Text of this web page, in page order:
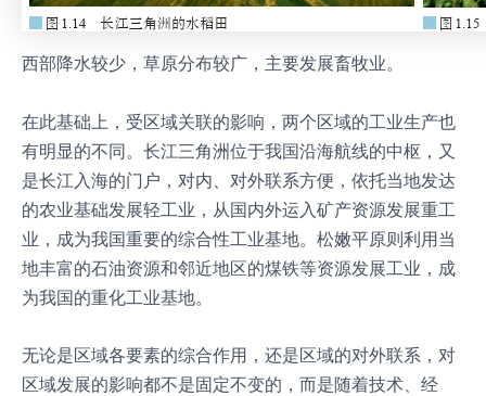
西部降水较少，草原分布较广，主要发展畜牧业。
在此基础上，受区域关联的影响，两个区域的工业生产也
有明显的不同。长江三角洲位于我国沿海航线的中枢，又
是长江入海的门户，对内、对外联系方便，依托当地发达
的农业基础发展轻工业，从国内外运入矿产资源发展重工
业，成为我国重要的综合性工业基地。松嫩平原则利用当
地丰富的石油资源和邻近地区的煤铁等资源发展工业，成
为我国的重化工业基地。
无论是区域各要素的综合作用，还是区域的对外联系，对
区域发展的影响都不是固定不变的，而是随着技术、经